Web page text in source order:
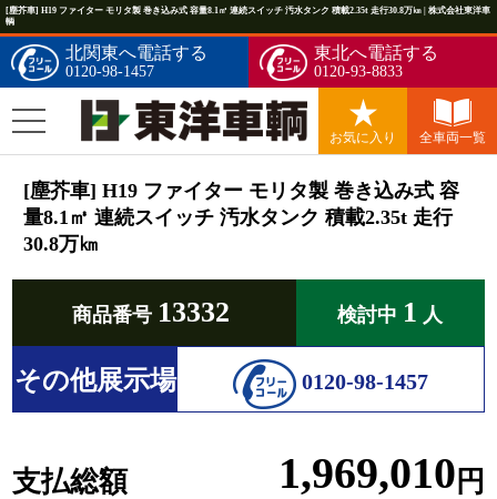
[塵芥車] H19 ファイター モリタ製 巻き込み式 容量8.1㎥ 連続スイッチ 汚水タンク 積載2.35t 走行30.8万㎞ | 株式会社東洋車
輌
北関東へ電話する
0120-98-1457
東北へ電話する
0120-93-8833
お気に入り 全車両一覧
[塵芥車] H19 ファイター モリタ製 巻き込み式 容
量8.1㎥ 連続スイッチ 汚水タンク 積載2.35t 走行
30.8万㎞
商品番号 13332 検討中 1 人
その他展示場 0120-98-1457
支払総額 1,969,010 円